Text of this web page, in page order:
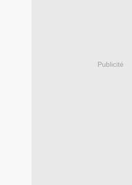
Publicité